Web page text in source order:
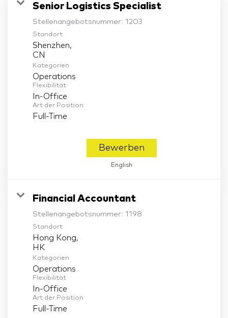
Senior Logistics Specialist
Stellenangebotsnummer: 1203
Standort
Shenzhen,
Kategorien
Operations
Flexibilität
In-Office
Art der Position
Full-Time
Bewerben
English
Financial Accountant
Stellenangebotsnummer: 1198
Standort
Hong Kong,
Kategorien
Operations
Flexibilität
In-Office
Art der Position
Full-Time